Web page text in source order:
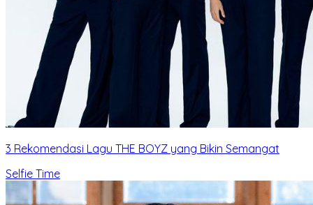
3 Rekomendasi Lagu THE BOYZ yang Bikin Semangat
Selfie Time